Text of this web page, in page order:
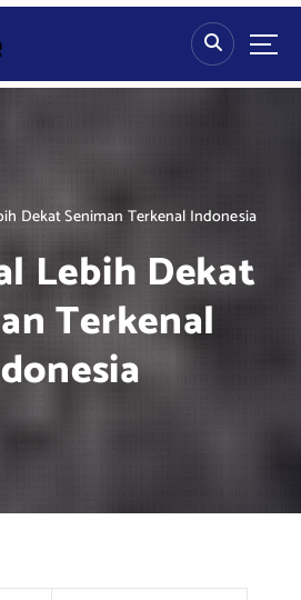
Dekat Seniman Terkenal Indonesia
Lebih Dekat
Terkenal